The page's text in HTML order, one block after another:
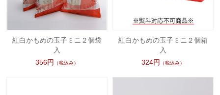
紅白かもめの玉子ミニ２個袋
入
356円
（税込み）
紅白かもめの玉子ミニ２個箱
入
324円 （税込み）